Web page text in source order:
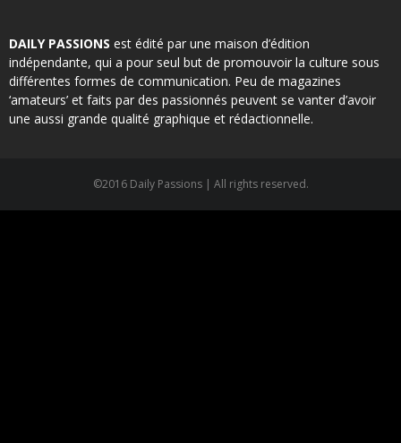
DAILY PASSIONS est édité par une maison d’édition
indépendante, qui a pour seul but de promouvoir la culture sous
différentes formes de communication. Peu de magazines
‘amateurs’ et faits par des passionnés peuvent se vanter d’avoir
une aussi grande qualité graphique et rédactionnelle.
©2016 Daily Passions | All rights reserved.